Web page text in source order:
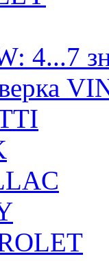
4...7